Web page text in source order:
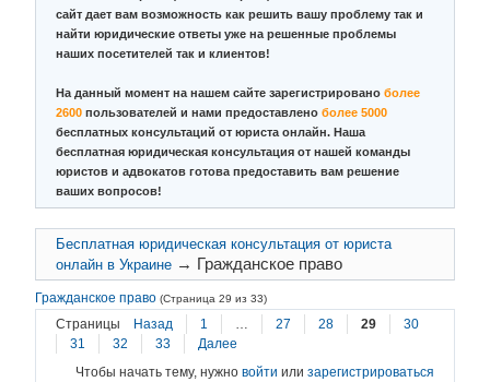
сайт дает вам возможность как решить вашу проблему так и
найти юридические ответы уже на решенные проблемы
наших посетителей так и клиентов!
На данный момент на нашем сайте зарегистрировано более
2600 пользователей и нами предоставлено более 5000
бесплатных консультаций от юриста онлайн. Наша
бесплатная юридическая консультация от нашей команды
юристов и адвокатов готова предоставить вам решение
ваших вопросов!
Гражданское право (Страница 29 из 33)
Страницы Назад 1 … 27 28 29
30
31
32 33
Далее
Чтобы начать тему, нужно войти или зарегистрироваться
Бесплатная юридическая консультация от юриста
онлайн в Украине → Гражданское право